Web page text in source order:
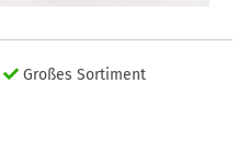
Großes Sortiment